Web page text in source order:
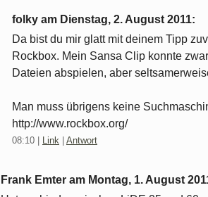
folky am Dienstag, 2. August 2011:
Da bist du mir glatt mit deinem Tipp
Rockbox. Mein Sansa Clip konnte
Dateien abspielen, aber
Man muss übrigens keine
http://www.rockbox.org/
08:10 Link Antwort
Frank Emter am Montag, 1. August